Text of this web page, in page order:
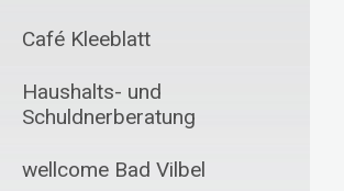
Café Kleeblatt
Haushalts- und
Schuldnerberatung
wellcome Bad Vilbel